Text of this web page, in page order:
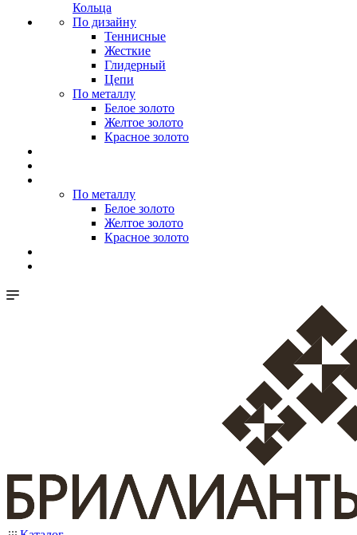
Кольца
По дизайну
Теннисные
Жесткие
Глидерный
Цепи
По металлу
Белое золото
Желтое золото
Красное золото
По металлу
Белое золото
Желтое золото
Красное золото